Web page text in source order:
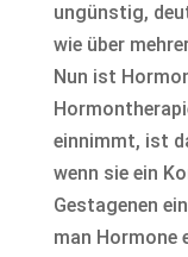
ungünstig,
wie über
Nun ist
einnimmt, ist
wenn sie ein
Gestagenen
man Hormone